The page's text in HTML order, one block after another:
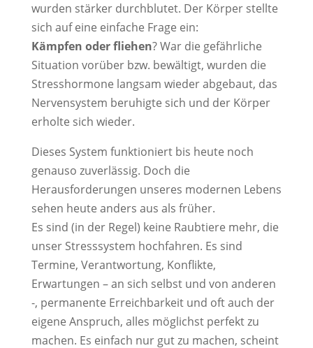
wurden stärker durchblutet. Der Körper stellte
sich auf eine einfache Frage ein:
Kämpfen oder fliehen? War die gefährliche
Situation vorüber bzw. bewältigt, wurden die
Stresshormone langsam wieder abgebaut, das
Nervensystem beruhigte sich und der Körper
erholte sich wieder.
Dieses System funktioniert bis heute noch
genauso zuverlässig. Doch die
Herausforderungen unseres modernen Lebens
sehen heute anders aus als früher.
Es sind (in der Regel) keine Raubtiere mehr, die
unser Stresssystem hochfahren. Es sind
Termine, Verantwortung, Konflikte,
Erwartungen – an sich selbst und von anderen
-, permanente Erreichbarkeit und oft auch der
eigene Anspruch, alles möglichst perfekt zu
machen. Es einfach nur gut zu machen, scheint